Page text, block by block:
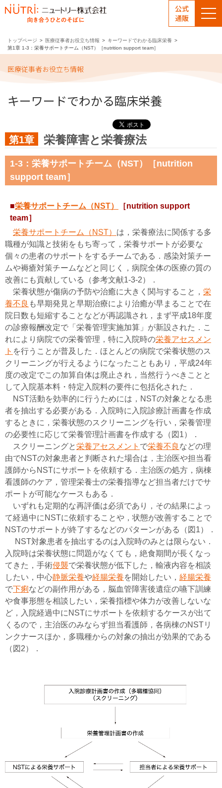
公式
通販
トップページ 医療従事者お役立ち情報
キーワードでわかる臨床栄養
第1章 1-3：栄養サポートチーム（NST）［nutrition support team］
医療従事者お役立ち情報
キーワードでわかる臨床栄養
第1章 栄養障害と栄養療法
1-3：栄養サポートチーム（NST）［nutrition
support team］
■栄養サポートチーム（NST）
［nutrition support
team］
栄養サポートチーム（NST） は，栄養療法に関係する多
職種が知識と技術をもち寄って，栄養サポートが必要な
個々の患者のサポートをするチームである．感染対策チー
ムや褥瘡対策チームなどと同じく，病院全体の医療の質の
改善にも貢献している（参考文献1-3-2）．
栄養状態が傷病の予防や治癒に大きく関与すること， 栄
養不良 も早期発見と早期治療により治癒が早まることで在
院日数も短縮することなどが再認識され，まず平成18年度
の診療報酬改定で「栄養管理実施加算」が新設された．こ
れにより病院での栄養管理，特に入院時の栄養アセスメン
ト を行うことが普及した．ほとんどの病院で栄養状態のス
クリーニングが行えるようになったこともあり，平成24年
度の改定でこの加算自体は廃止され，当然行うべきことと
して入院基本料・特定入院料の要件に包括化された．
NST活動を効率的に行うためには，NSTの対象となる患
者を抽出する必要がある．入院時に入院診療計画書を作成
するときに，栄養状態のスクリーニングを行い，栄養管理
の必要性に応じて栄養管理計画書を作成する（図1）．
スクリーニングと栄養アセスメント で栄養不良 などの理
由でNSTの対象患者と判断された場合は，主治医や担当看
護師からNSTにサポートを依頼する．主治医の処方，病棟
看護師のケア，管理栄養士の栄養指導など担当者だけでサ
ポートが可能なケースもある．
いずれも定期的な再評価は必須であり，その結果によっ
て経過中にNSTに依頼することや，状態が改善することで
NSTのサポートが終了するなどのパターンがある（図1）．
NST対象患者を抽出するのは入院時のみとは限らない．
入院時は栄養状態に問題がなくても，絶食期間が長くなっ
てきた，手術侵襲で栄養状態が低下した，輸液内容を相談
したい，中心静脈栄養や経腸栄養を開始したい， 経腸栄養
で下痢などの副作用がある，脳血管障害後遺症の嚥下訓練
や食事形態を相談したい，栄養指標や体力が改善しないな
ど，入院経過中にNSTにサポートを依頼するケースが出て
くるので，主治医のみならず担当看護師，各病棟のNSTリ
ンクナースほか，多職種からの対象の抽出が効果的である
（図2）．